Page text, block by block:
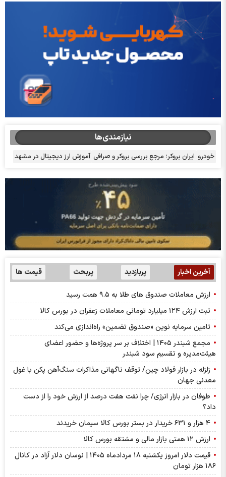
نیازمندی‌ها
خودرو ایران بروکر؛ مرجع بررسی بروکر و صرافی آموزش ارز دیجیتال در مشهد
آخرین اخبار پربازدید پربحث قیمت ها
ارزش معاملات صندوق های طلا به ۹.۵ همت رسید
ثبت ارزش ۱۲۴ میلیارد تومانی معاملات زعفران در بورس کالا
تامین سرمایه نوین «صندوق تضمین» راه‌اندازی می‌کند
مجمع شبندر ۱۴۰۵ | اختلاف بر سر پروژه‌ها و حضور اعضای
هیئت‌مدیره و تقسیم سود شبندر
زلزله در بازار فولاد چین/ توقف ناگهانی مذاکرات سنگ‌آهن پکن با غول
معدنی جهان
طوفان در بازار انرژی/ چرا نفت هفت درصد از ارزش خود را از دست
داد؟
ارزش ۱۲ همتی بازار مالی و مشتقه بورس کالا
قیمت دلار امروز یکشنبه ۱۸ مردادماه ۱۴۰۵ | نوسان دلار آزاد در کانال
۱۸۶ هزار تومان